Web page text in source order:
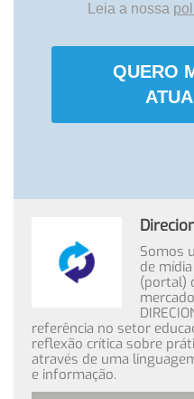
Leia a nossa
QUERO
Somos
de
(portal)
referência no setor
reflexão crítica sobre
através de uma
e informação.